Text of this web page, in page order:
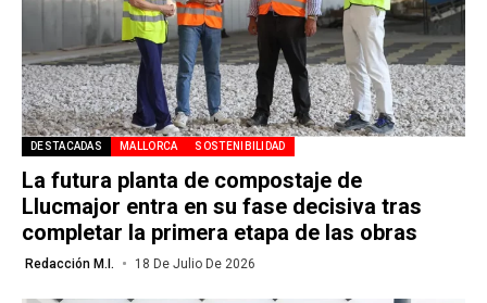
DESTACADAS MALLORCA SOSTENIBILIDAD
La futura planta de compostaje de
Llucmajor entra en su fase decisiva tras
completar la primera etapa de las obras
Redacción M.I. 18 De Julio De 2026